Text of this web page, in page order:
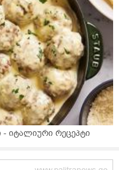
- იტალიური რეცეპტი